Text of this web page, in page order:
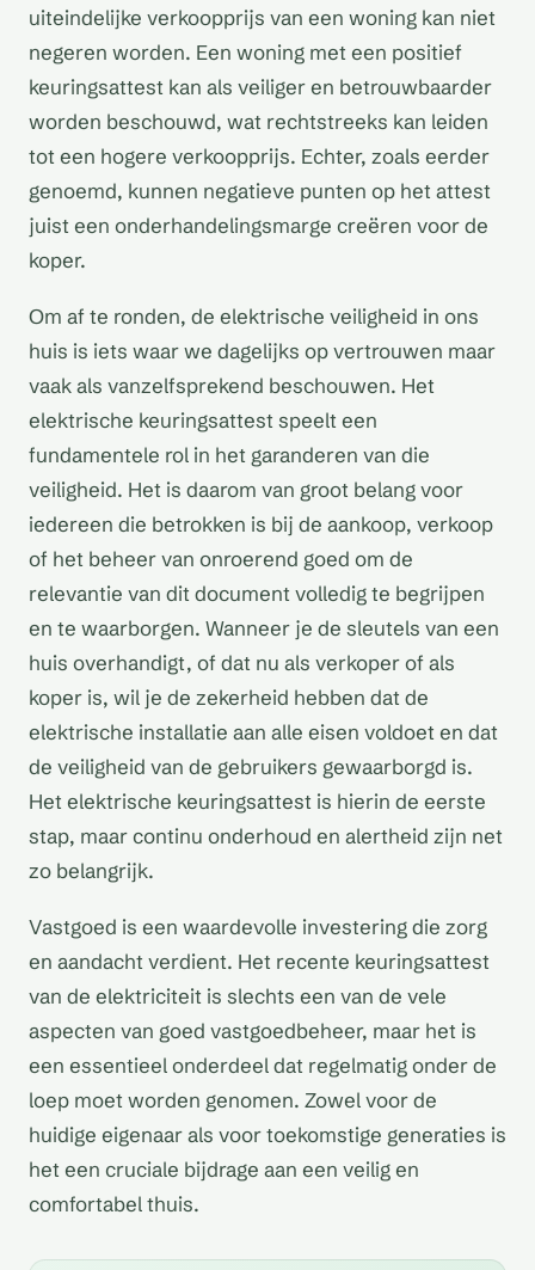
uiteindelijke verkoopprijs van een woning kan niet
negeren worden. Een woning met een positief
keuringsattest kan als veiliger en betrouwbaarder
worden beschouwd, wat rechtstreeks kan leiden
tot een hogere verkoopprijs. Echter, zoals eerder
genoemd, kunnen negatieve punten op het attest
juist een onderhandelingsmarge creëren voor de
koper.
Om af te ronden, de elektrische veiligheid in ons
huis is iets waar we dagelijks op vertrouwen maar
vaak als vanzelfsprekend beschouwen. Het
elektrische keuringsattest speelt een
fundamentele rol in het garanderen van die
veiligheid. Het is daarom van groot belang voor
iedereen die betrokken is bij de aankoop, verkoop
of het beheer van onroerend goed om de
relevantie van dit document volledig te begrijpen
en te waarborgen. Wanneer je de sleutels van een
huis overhandigt, of dat nu als verkoper of als
koper is, wil je de zekerheid hebben dat de
elektrische installatie aan alle eisen voldoet en dat
de veiligheid van de gebruikers gewaarborgd is.
Het elektrische keuringsattest is hierin de eerste
stap, maar continu onderhoud en alertheid zijn net
zo belangrijk.
Vastgoed is een waardevolle investering die zorg
en aandacht verdient. Het recente keuringsattest
van de elektriciteit is slechts een van de vele
aspecten van goed vastgoedbeheer, maar het is
een essentieel onderdeel dat regelmatig onder de
loep moet worden genomen. Zowel voor de
huidige eigenaar als voor toekomstige generaties is
het een cruciale bijdrage aan een veilig en
comfortabel thuis.